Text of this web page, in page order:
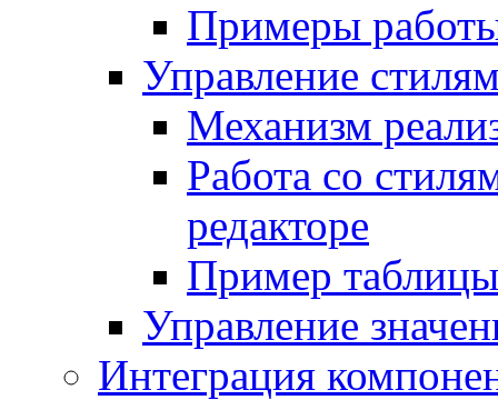
Примеры
Управление
Механизм
Работа со
редакторе
Пример
Управление
Интеграция